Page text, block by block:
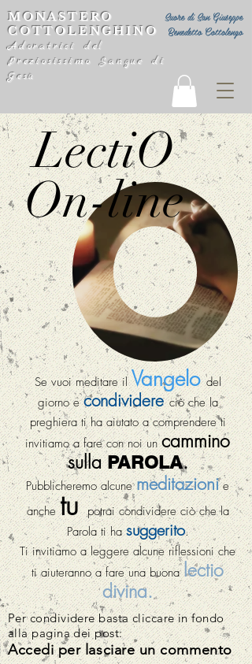
Suore di San Giuseppe
Benedetto Cottolengo
MONASTERO
COTTOLENGHINO
Adoratrici del
Preziosissimo Sangue di
Gesù
LectiO
On-line
Se vuoi meditare ilVangelodel
giorno econdividereciò che la
preghiera ti ha aiutato a comprendere ti
invitiamo a fare con noi uncammino
sullaPAROLA.
Pubblicheremo alcunemeditazionie
anchetupotrai condividere ciò che la
Parola ti hasuggerito.
Ti invitiamo a leggere alcune riflessioni che
ti aiuteranno a fare una buonalectio
divina.
Per condividere basta cliccare in fondo
alla pagina dei post:
Accedi per lasciare un commento